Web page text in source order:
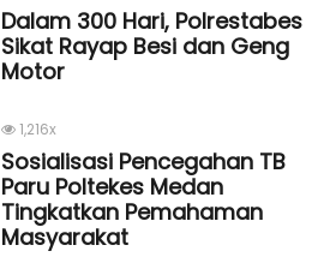
Dalam 300 Hari, Polrestabes
Sikat Rayap Besi dan Geng
Motor
1,216x
Sosialisasi Pencegahan TB
Paru Poltekes Medan
Tingkatkan Pemahaman
Masyarakat